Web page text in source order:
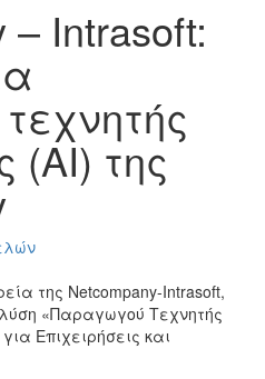
– Intrasoft:
(AI) της
της Netcompany-Intrasoft,
«Παραγωγού Τεχνητής
Επιχειρήσεις και